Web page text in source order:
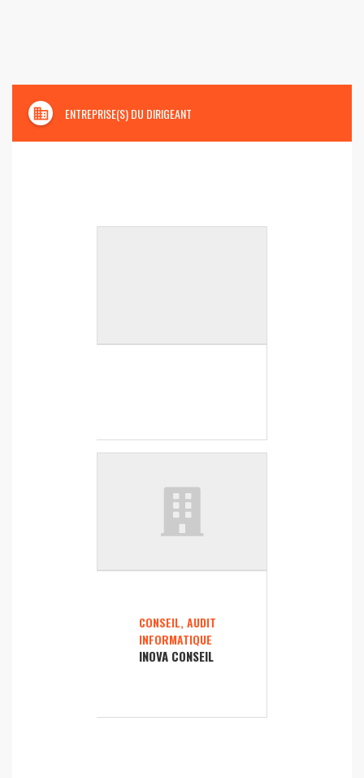
domain ENTREPRISE(S) DU DIRIGEANT
CONSEIL, AUDIT
INFORMATIQUE
INOVA CONSEIL